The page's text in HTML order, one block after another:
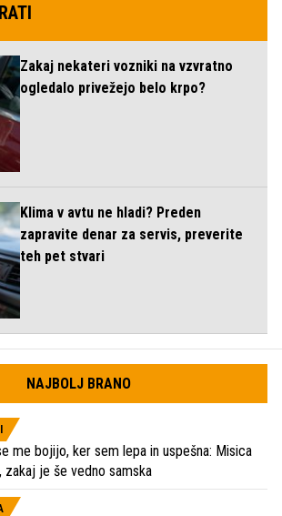
Zakaj nekateri vozniki na vzvratno
ogledalo privežejo belo krpo?
Klima v avtu ne hladi? Preden
zapravite denar za servis, preverite
teh pet stvari
NAJBOLJ BRANO
me bojijo, ker sem lepa in uspešna: Misica
zakaj je še vedno samska